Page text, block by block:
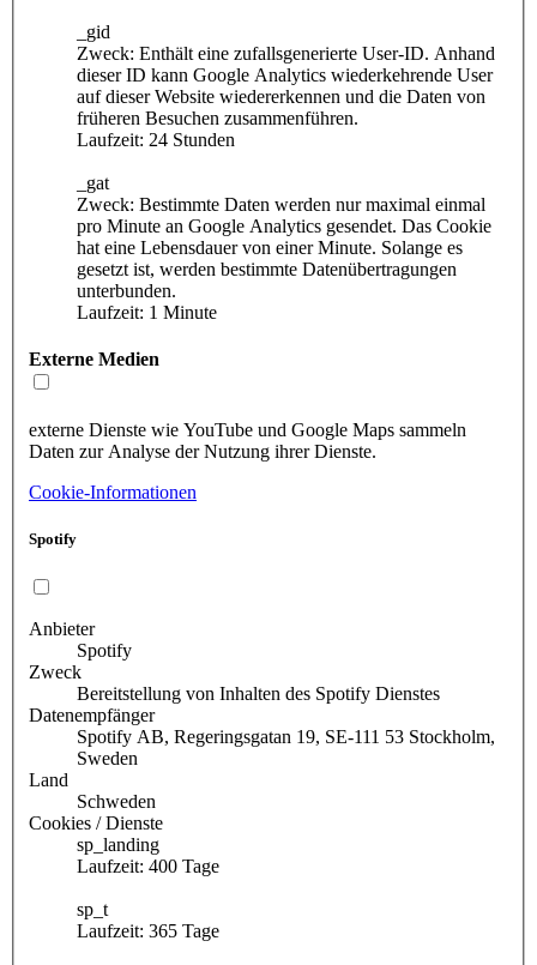
_gid
Zweck: Enthält eine zufallsgenerierte User-ID. Anhand
dieser ID kann Google Analytics wiederkehrende User
auf dieser Website wiedererkennen und die Daten von
früheren Besuchen zusammenführen.
Laufzeit: 24 Stunden
_gat
Zweck: Bestimmte Daten werden nur maximal einmal
pro Minute an Google Analytics gesendet. Das Cookie
hat eine Lebensdauer von einer Minute. Solange es
gesetzt ist, werden bestimmte Datenübertragungen
unterbunden.
Laufzeit: 1 Minute
Externe Medien
externe Dienste wie YouTube und Google Maps sammeln
Daten zur Analyse der Nutzung ihrer Dienste.
Cookie-Informationen
Spotify
Anbieter
Spotify
Zweck
Bereitstellung von Inhalten des Spotify Dienstes
Datenempfänger
Spotify AB, Regeringsgatan 19, SE-111 53 Stockholm,
Sweden
Land
Schweden
Cookies / Dienste
sp_landing
Laufzeit: 400 Tage
sp_t
Laufzeit: 365 Tage